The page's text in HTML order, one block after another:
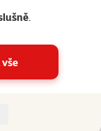
.